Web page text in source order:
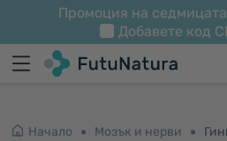
Промоция на
Добавете код
Начало Мозък и нерви